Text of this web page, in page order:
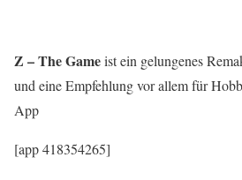
Z – The Gameist ein gelungenes
und eine Empfehlung vor allem für
App
[app 418354265]